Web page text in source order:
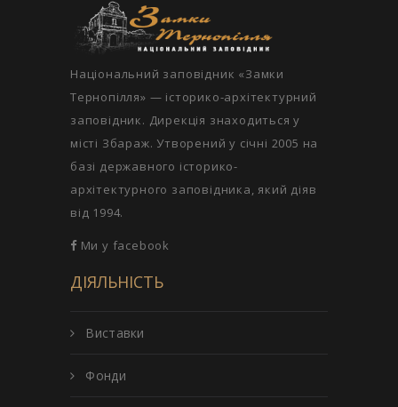
Національний заповідник «Замки
Тернопілля» — історико-архітектурний
заповідник. Дирекція знаходиться у
місті Збараж. Утворений у січні 2005 на
базі державного історико-
архітектурного заповідника, який діяв
від 1994.
Ми у facebook
ДІЯЛЬНІСТЬ
Виставки
Фонди